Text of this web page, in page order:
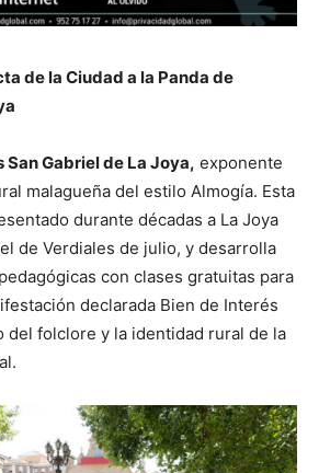
de la Ciudad a la Panda de
San Gabriel de La Joya, exponente
malagueña del estilo Almogía. Esta
durante décadas a La Joya
de Verdiales de julio, y desarrolla
con clases gratuitas para
declarada Bien de Interés
del folclore y la identidad rural de la